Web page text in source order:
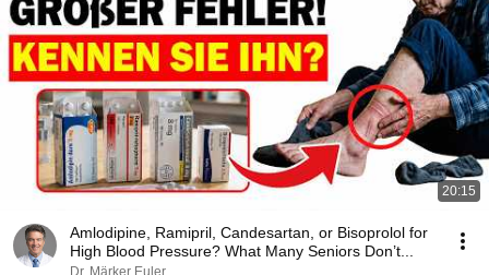
20:15
Amlodipine, Ramipril, Candesartan, or Bisoprolol for
High Blood Pressure? What Many Seniors Don’t...
Dr. Märker Euler